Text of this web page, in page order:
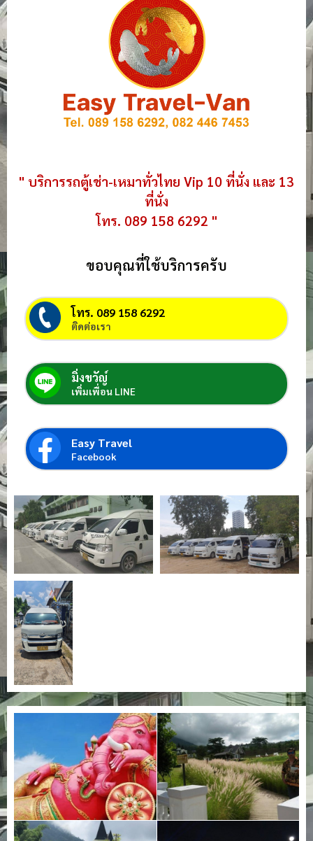
" บริการรถตู้เช่า-เหมาทั่วไทย Vip 10 ที่นั่ง และ 13
ที่นั่ง
โทร. 089 158 6292 "
ขอบคุณที่ใช้บริการครับ
โทร. 089 158 6292
ติดต่อเรา
มิ่งขวัญ์
เพิ่มเพื่อน LINE
Easy Travel
Facebook